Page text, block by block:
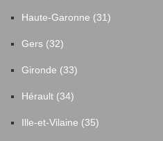
Haute-Garonne (31)
Gers (32)
Gironde (33)
Hérault (34)
Ille-et-Vilaine (35)